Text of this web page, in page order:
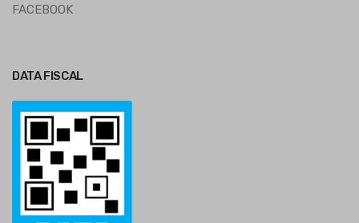
FACEBOOK
DATA FISCAL